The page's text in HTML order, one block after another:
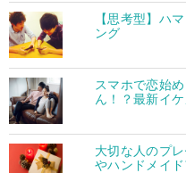
【思考型】ハ
ング
スマホで恋始
ん！？最新イ
大切な人のプ
やハンドメイ